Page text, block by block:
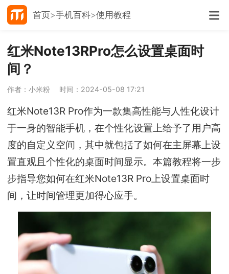
首页 手机百科 使用教程
红米Note13RPro怎么设置桌面时
间？
作者：小米粉 时间：2024-05-08 17:21
红米Note13R Pro作为一款集高性能与人性化设计
于一身的智能手机，在个性化设置上给予了用户高
度的自定义空间，其中就包括了如何在主屏幕上设
置直观且个性化的桌面时间显示。本篇教程将一步
步指导您如何在红米Note13R Pro上设置桌面时
间，让时间管理更加得心应手。